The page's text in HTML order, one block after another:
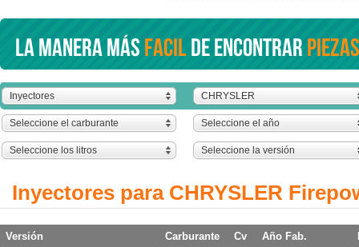
La manera másfacilde encontrar
Inyectores CHRYSLER
Seleccione el carburante Seleccione el año
Seleccione los litros Seleccione la versión
Inyectores para CHRYSLER
Versión Carburante Cv Año Fab.